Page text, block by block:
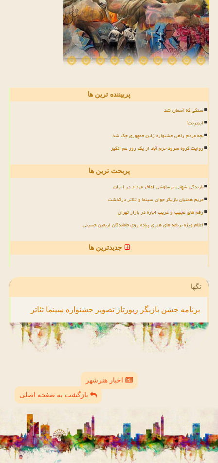
پربیننده ترین ها
سنگی که آسمان شد
اینترنت!
بچه مردم راهی جشنواره زلین جمهوری چک شد
روایت گروه سرود خرم آباد از یک روز غم انگیز
پربحث ترین ها
بارندگی شهابی برساوشی اواخر مرداد در ایران
مریم همتیان بازیگر جوان سینما و تئاتر درگذشت
رقم های عجیب و غریب اجاره در بازار تهران
اعلام ویژه برنامه های هنری پیاده روی جاماندگان اربعین حسینی
جدیدترین ها
تگها
برنامه جشن بازیگر رپورتاژ تصویر جشنواره سینما تئاتر
اخبار هنرشهر
بازگشت به صفحه اصلی